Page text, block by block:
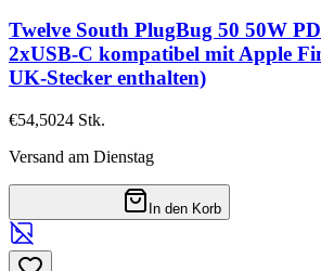
Twelve South PlugBug 50 50W
2xUSB-C kompatibel mit Apple
UK-Stecker enthalten)
€54,5024 Stk.
Versand am Dienstag
In den Korb